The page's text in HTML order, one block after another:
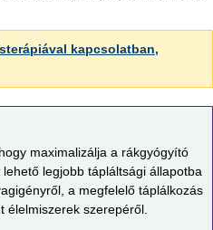
kapcsolatban,
maximalizálja a rákgyógyító
legjobb tápláltsági állapotba
a megfelelő táplálkozás
élelmiszerek szerepéről.